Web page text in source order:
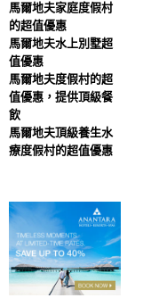
馬爾地夫家庭度假村
的超值優惠
馬爾地夫水上別墅超
值優惠
馬爾地夫度假村的超
值優惠，提供頂級餐
飲
馬爾地夫頂級養生水
療度假村的超值優惠